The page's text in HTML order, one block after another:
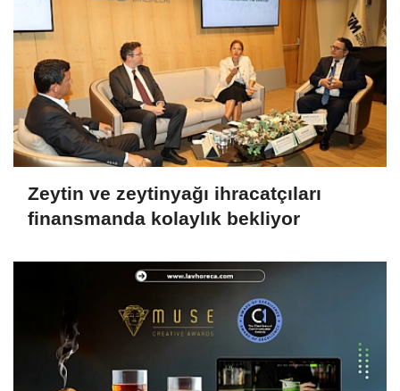
Zeytin ve zeytinyağı ihracatçıları
finansmanda kolaylık bekliyor